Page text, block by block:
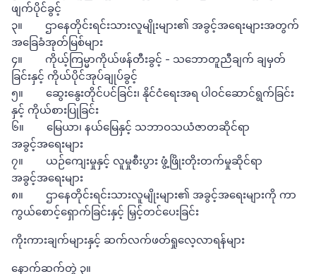
ဖျက်ပိုင်ခွင့်
၃။ ဌာနေတိုင်းရင်းသားလူမျိုးများ၏ အခွင့်အရေးများအတွက်
အခြေခံအုတ်မြစ်များ
၄။ ကိုယ့်ကြမ္မာကိုယ်ဖန်တီးခွင့် - သဘောတူညီချက် ချမှတ်
ခြင်းနှင့် ကိုယ်ပိုင်အုပ်ချုပ်ခွင့်
၅။ ဆွေးနွေးတိုင်ပင်ခြင်း၊ နိုင်ငံရေးအရ ပါဝင်ဆောင်ရွက်ခြင်း
နှင့် ကိုယ်စားပြုခြင်း
၆။ မြေယာ၊ နယ်မြေနှင့် သဘာဝသယံဇာတဆိုင်ရာ
အခွင့်အရေးများ
၇။ ယဉ်ကျေးမှုနှင့် လူမှုစီးပွား ဖွံ့ဖြိုးတိုးတက်မှုဆိုင်ရာ
အခွင့်အရေးများ
၈။ ဌာနေတိုင်းရင်းသားလူမျိုးများ၏ အခွင့်အရေးများကို ကာ
ကွယ်စောင့်ရှောက်ခြင်းနှင့် မြှင့်တင်ပေးခြင်း
ကိုးကားချက်များနှင့် ဆက်လက်ဖတ်ရှုလေ့လာရန်များ
နောက်ဆက်တွဲ ၃။